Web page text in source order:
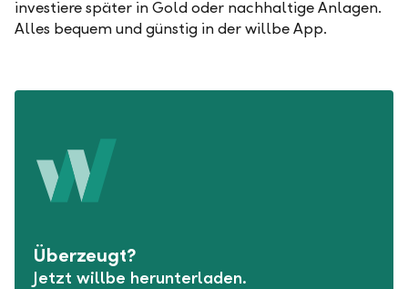
investiere später in Gold oder nachhaltige Anlagen.
Alles bequem und günstig in der willbe App.
Überzeugt?
Jetzt willbe herunterladen.